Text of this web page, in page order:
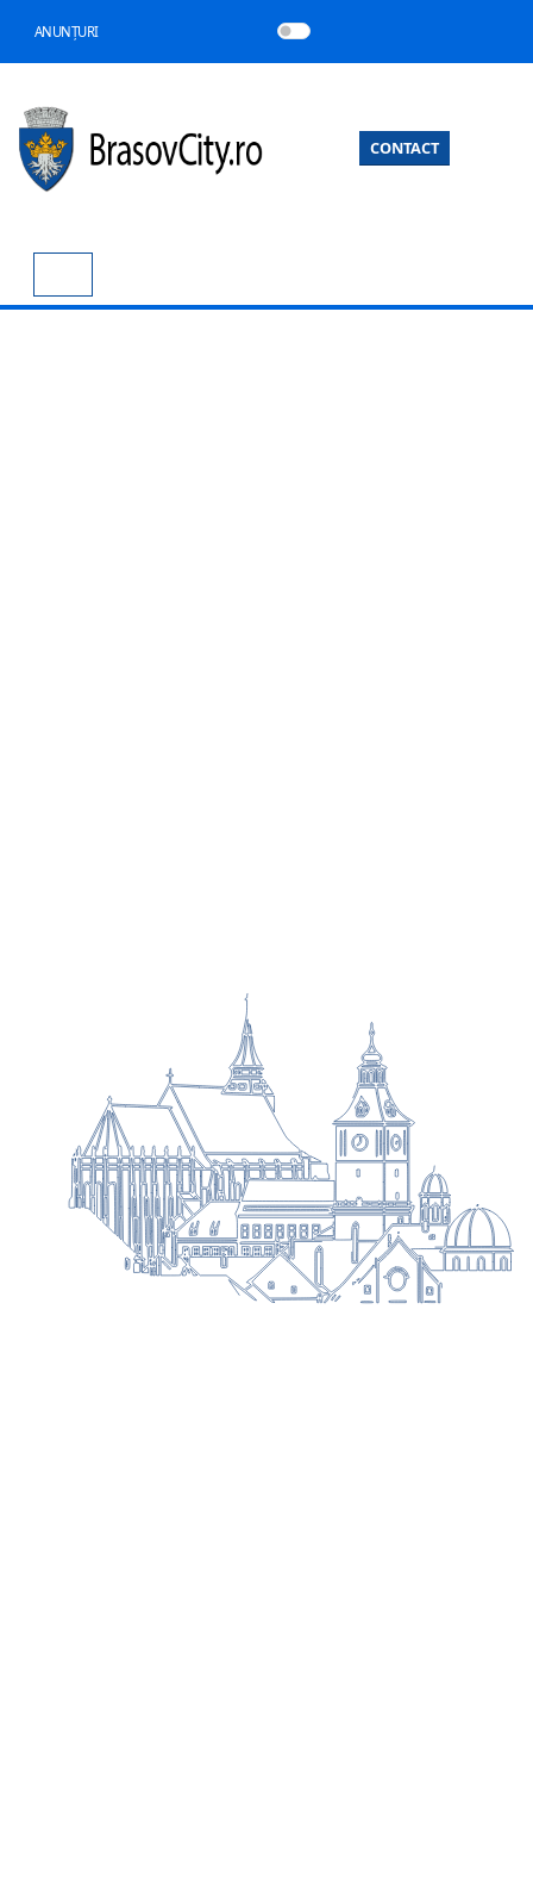
ANUNȚURI
CONTACT